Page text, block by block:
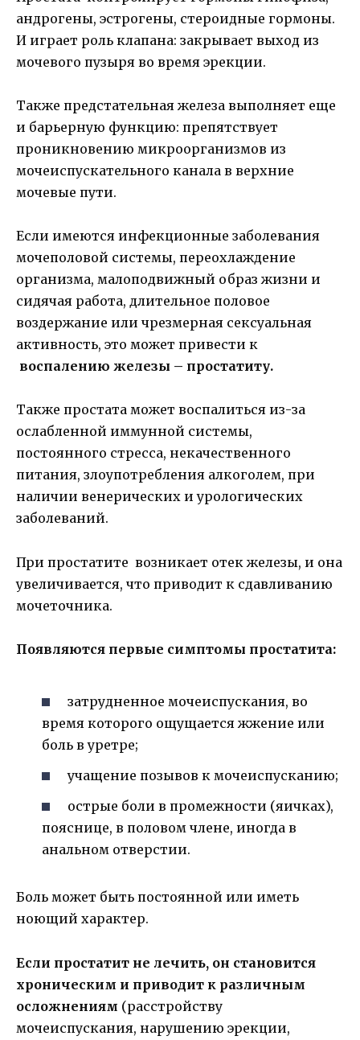
андрогены, эстрогены, стероидные гормоны.
И играет роль клапана: закрывает выход из
мочевого пузыря во время эрекции.
Также предстательная железа выполняет еще
и барьерную функцию: препятствует
проникновению микроорганизмов из
мочеиспускательного канала в верхние
мочевые пути.
Если имеются инфекционные заболевания
мочеполовой системы, переохлаждение
организма, малоподвижный образ жизни и
сидячая работа, длительное половое
воздержание или чрезмерная сексуальная
активность, это может привести к
воспалению железы – простатиту.
Также простата может воспалиться из-за
ослабленной иммунной системы,
постоянного стресса, некачественного
питания, злоупотребления алкоголем, при
наличии венерических и урологических
заболеваний.
При простатите возникает отек железы, и она
увеличивается, что приводит к сдавливанию
мочеточника.
Появляются первые симптомы простатита:
затрудненное мочеиспускания, во
время которого ощущается жжение или
боль в уретре;
учащение позывов к мочеиспусканию;
острые боли в промежности (яичках),
пояснице, в половом члене, иногда в
анальном отверстии.
Боль может быть постоянной или иметь
ноющий характер.
Если простатит не лечить, он становится
хроническим и приводит к различным
осложнениям (расстройству
мочеиспускания, нарушению эрекции,